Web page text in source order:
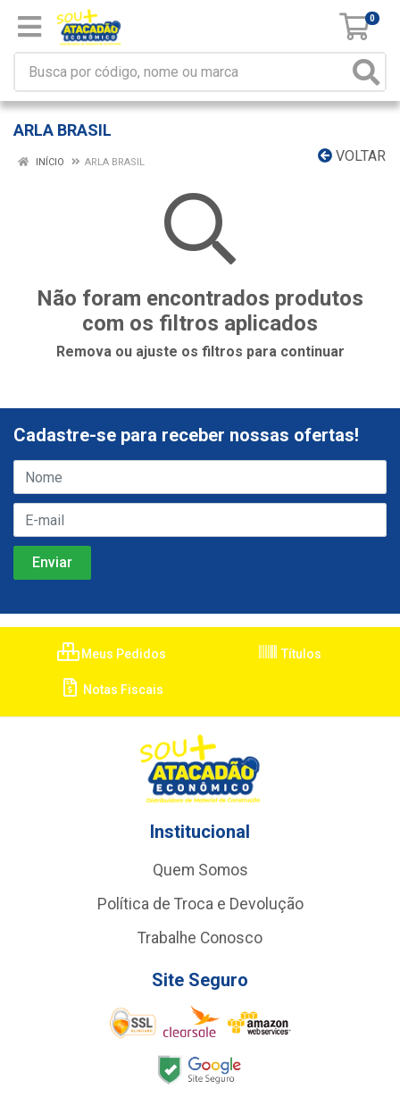
0
ARLA BRASIL
VOLTAR
INÍCIO ARLA BRASIL
Não foram encontrados produtos
com os filtros aplicados
Remova ou ajuste os filtros para continuar
Cadastre-se para receber nossas ofertas!
Meus Pedidos Títulos
Notas Fiscais
Institucional
Quem Somos
Política de Troca e Devolução
Trabalhe Conosco
Site Seguro